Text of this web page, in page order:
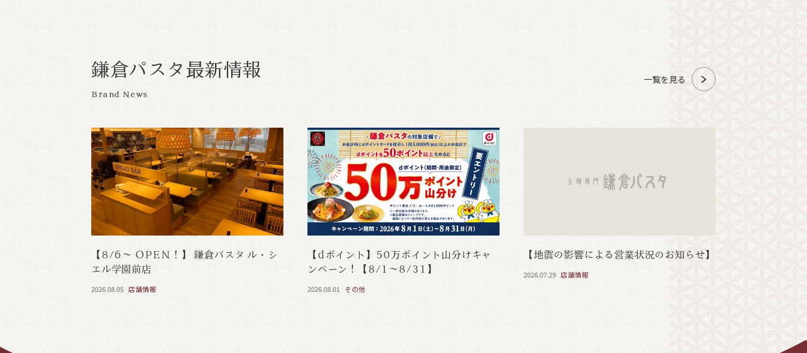
鎌倉パ ス タ 最新情報
Brand News
一覧を見る
【8/6～ OPEN！】 鎌倉パスタ ル・シ
エル学園前店
2026.08.05 店舗情報
【dポイント】50万ポイント山分けキャ
ンペーン！【8/1～8/31】
2026.08.01 その他
【地震の影響による営業状況のお知らせ】
2026.07.29 店舗情報